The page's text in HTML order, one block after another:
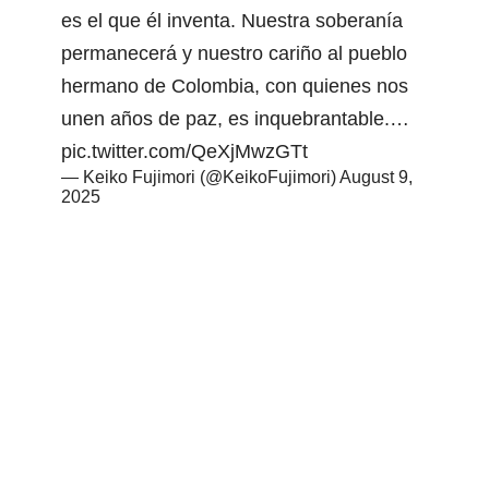
es el que él inventa. Nuestra soberanía
permanecerá y nuestro cariño al pueblo
hermano de Colombia, con quienes nos
unen años de paz, es inquebrantable.…
pic.twitter.com/QeXjMwzGTt
— Keiko Fujimori (@KeikoFujimori)August 9,
2025